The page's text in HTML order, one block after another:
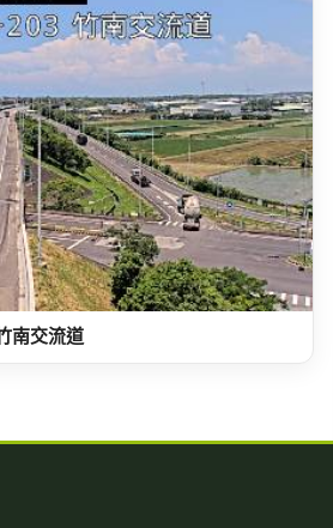
南交流道
路況，以及國道事故影像資料庫，提供
速公路局及 1968 專線無關。